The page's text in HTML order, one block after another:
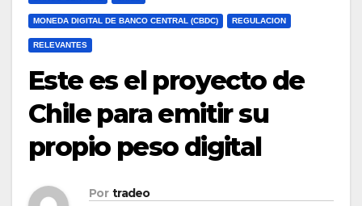
MONEDA DIGITAL DE BANCO CENTRAL (CBDC) REGULACION
RELEVANTES
Este es el proyecto de
Chile para emitir su
propio peso digital
Por tradeo